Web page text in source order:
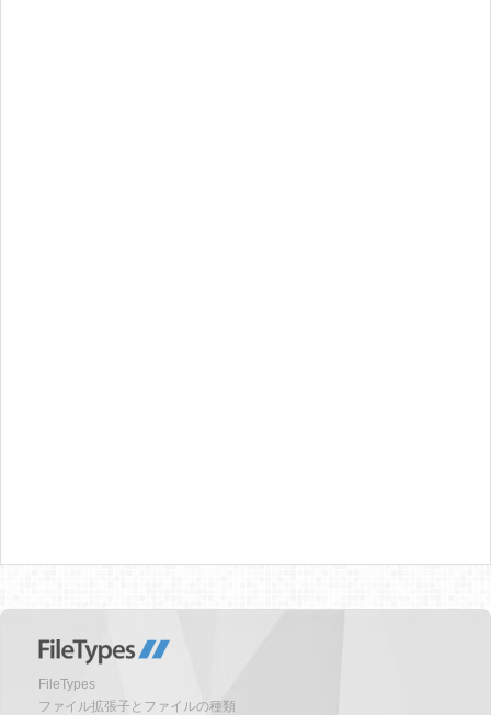
FileTypes
ファイル拡張子とファイルの種類